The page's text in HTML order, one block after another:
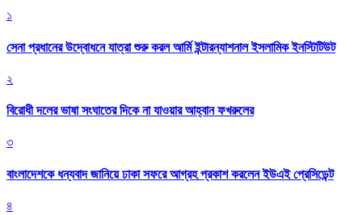
১
সেনা প্রধানের উদ্বোধনে যাত্রা শুরু করল আর্মি ইন্টারন্যাশনাল ইসলামিক ইনস্টিটিউট
২
বিরোধী দলের ভাষা সংঘাতের দিকে না যাওয়ার আহ্বান ফখরুলের
৩
বাংলাদেশকে ধন্যবাদ জানিয়ে ঢাকা সফরে আগ্রহ প্রকাশ করলেন ইউএই প্রেসিডেন্ট
৪